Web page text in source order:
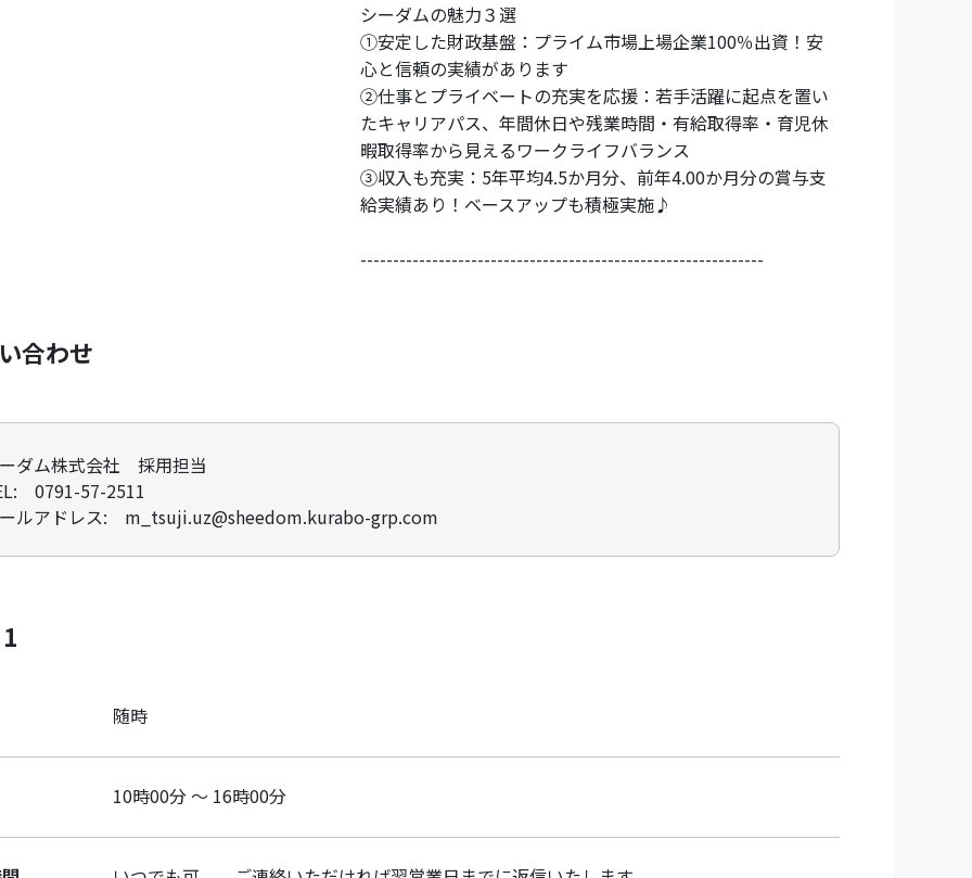
シーダムの魅力３選
①安定した財政基盤：プライム市場上場企業100％出資！安
心と信頼の実績があります
②仕事とプライベートの充実を応援：若手活躍に起点を置い
たキャリアパス、年間休日や残業時間・有給取得率・育児休
暇取得率から見えるワークライフバランス
③収入も充実：5年平均4.5か月分、前年4.00か月分の賞与支
給実績あり！ベースアップも積極実施♪
--------------------------------------------------------------
合わせ
ダム株式会社 採用担当
0791-57-2511
ルアドレス: m_tsuji.uz@sheedom.kurabo-grp.com
随時
10時00分 ～ 16時00分